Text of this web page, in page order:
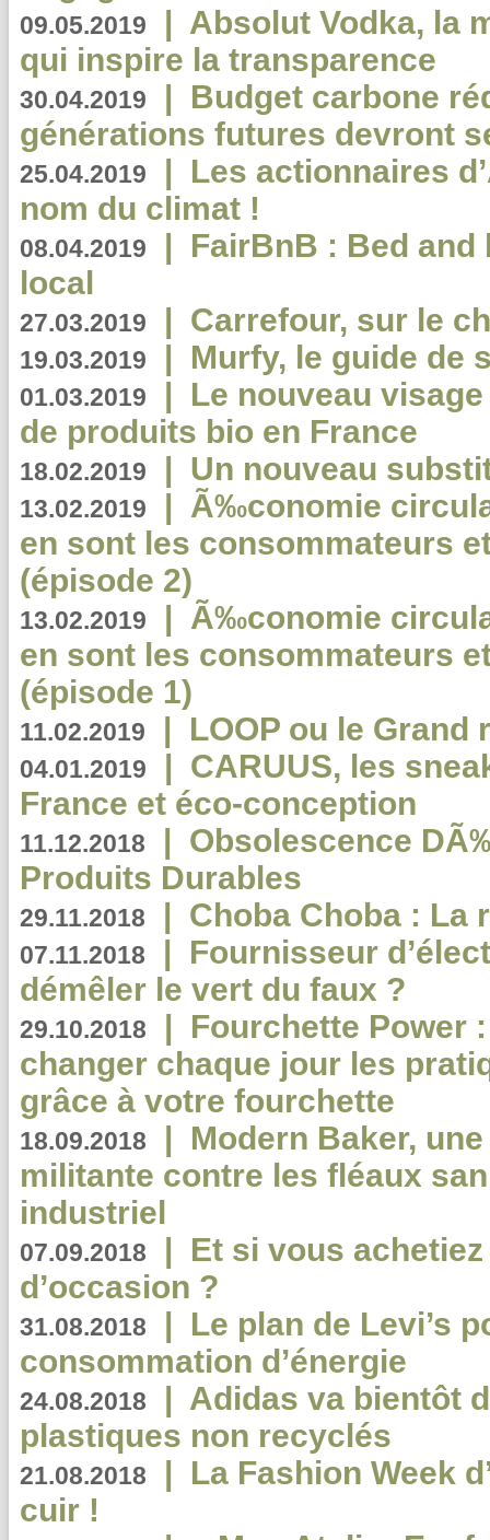
09.05.2019 | Absolut Vodka, la
qui inspire la transparence
30.04.2019 | Budget carbone
générations futures devront
25.04.2019 | Les actionnaires
nom du climat !
08.04.2019 | FairBnB : Bed
local
27.03.2019 | Carrefour, sur le
19.03.2019 | Murfy, le guide de
01.03.2019 | Le nouveau
de produits bio en France
18.02.2019 | Un nouveau
13.02.2019 | Ã‰conomie
en sont les consommateurs
(épisode 2)
13.02.2019 | Ã‰conomie
en sont les consommateurs
(épisode 1)
11.02.2019 | LOOP ou le Grand
04.01.2019 | CARUUS, les
France et éco-conception
11.12.2018 | Obsolescence
Produits Durables
29.11.2018 | Choba Choba : La
07.11.2018 | Fournisseur
démêler le vert du faux ?
29.10.2018 | Fourchette Power
changer chaque jour les
grâce à votre fourchette
18.09.2018 | Modern Baker,
militante contre les fléaux
industriel
07.09.2018 | Et si vous
d’occasion ?
31.08.2018 | Le plan de Levi’s
consommation d’énergie
24.08.2018 | Adidas va bientôt
plastiques non recyclés
21.08.2018 | La Fashion Week
cuir !